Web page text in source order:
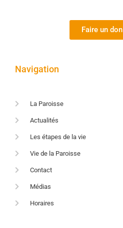
Faire un don
Navigation
La Paroisse
Actualités
Les étapes de la vie
Vie de la Paroisse
Contact
Médias
Horaires